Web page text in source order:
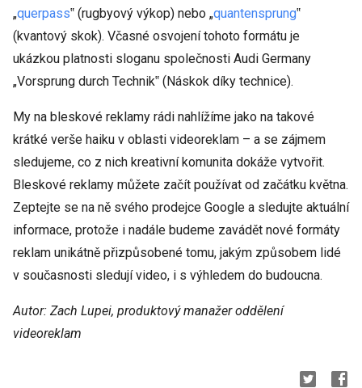
„querpass‟ (rugbyový výkop) nebo „quantensprung‟
(kvantový skok). Včasné osvojení tohoto formátu je
ukázkou platnosti sloganu společnosti Audi Germany
„Vorsprung durch Technik‟ (Náskok díky technice).
My na bleskové reklamy rádi nahlížíme jako na takové
krátké verše haiku v oblasti videoreklam – a se zájmem
sledujeme, co z nich kreativní komunita dokáže vytvořit.
Bleskové reklamy můžete začít používat od začátku května.
Zeptejte se na ně svého prodejce Google a sledujte aktuální
informace, protože i nadále budeme zavádět nové formáty
reklam unikátně přizpůsobené tomu, jakým způsobem lidé
v současnosti sledují video, i s výhledem do budoucna.
Autor: Zach Lupei, produktový manažer oddělení
videoreklam